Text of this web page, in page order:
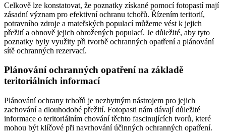
Celkově lze konstatovat, že poznatky získané pomocí fotopastí mají
zásadní význam pro efektivní ochranu tchořů. Řízením teritorií,
potravního zdroje a mateřských populací můžeme vést k jejich
přežití a obnově jejich ohrožených populací. Je důležité, aby tyto
poznatky byly využity při tvorbě ochranných opatření a plánování
sítě ochranných rezervací.
Plánování ochranných opatření na základě
teritoriálních informací
Plánování ochrany tchořů je nezbytným nástrojem pro jejich
zachování a dlouhodobé přežití. Fotopasti nám dávají důležité
informace o teritoriálním chování těchto fascinujících tvorů, které
mohou být klíčové při navrhování účinných ochranných opatření.